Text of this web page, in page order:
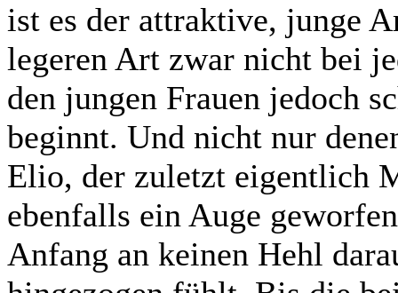
ist es der attraktive, junge
legeren Art zwar nicht bei
den jungen Frauen jedoch
beginnt. Und nicht nur
Elio, der zuletzt eigentlich
ebenfalls ein Auge
Anfang an keinen Hehl